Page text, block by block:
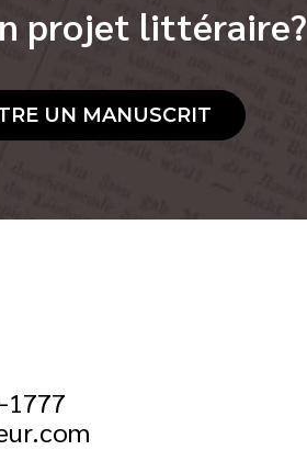
projet littéraire?
UN MANUSCRIT
1777